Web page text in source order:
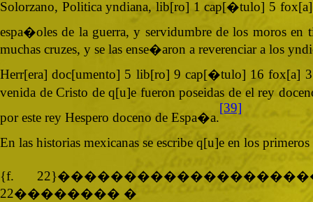
Solorzano, Politica yndiana, lib[ro] 1 cap[�tulo] 5 fox[a]
espa�oles de la guerra, y servidumbre de los moros en
muchas cruzes, y se las ense�aron a reverenciar a los
Herr[era] doc[umento] 5 lib[ro] 9 cap[�tulo] 16 fox[a]
venida de Cristo de q[u]e fueron poseidas de el rey
por este rey Hespero doceno de Espa�a.
[39]
En las historias mexicanas se escribe q[u]e en los
{f.
22�������� �